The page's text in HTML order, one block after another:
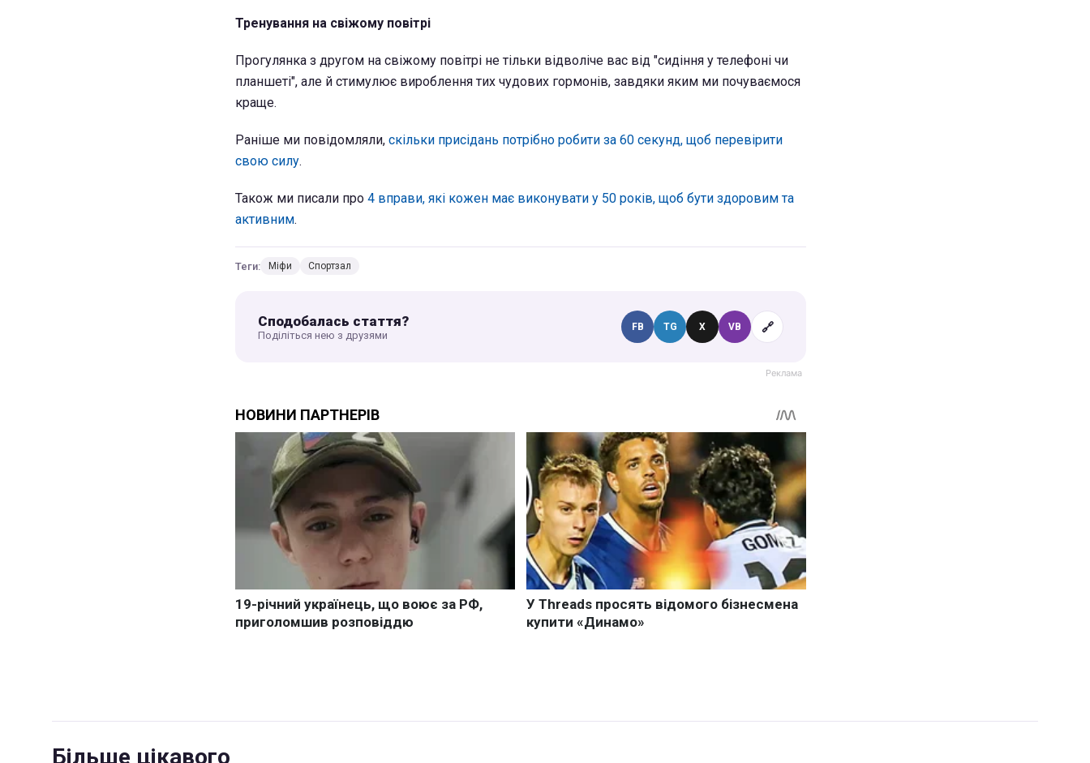
Тренування на свіжому повітрі
Прогулянка з другом на свіжому повітрі не тільки відволіче вас від "сидіння у телефоні чи
планшеті", але й стимулює вироблення тих чудових гормонів, завдяки яким ми почуваємося
краще.
Раніше ми повідомляли, скільки присідань потрібно робити за 60 секунд, щоб перевірити
свою силу.
Також ми писали про 4 вправи, які кожен має виконувати у 50 років, щоб бути здоровим та
активним.
Теги: Міфи Спортзал
Сподобалась стаття?
Поділіться нею з друзями
FB TG X VB 🔗
Більше цікавого